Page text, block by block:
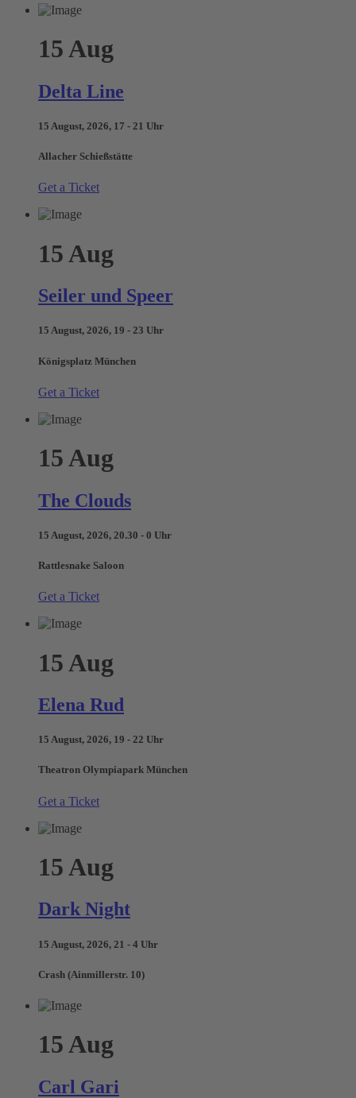
15Aug
Delta Line
15 August, 2026, 17 - 21 Uhr
Allacher Schießstätte
Get a Ticket
15 Aug
Seiler und Speer
15 August, 2026, 19 - 23 Uhr
Königsplatz München
Get a Ticket
15Aug
The Clouds
15 August, 2026, 20.30 - 0 Uhr
Rattlesnake Saloon
Get a Ticket
15 Aug
Elena Rud
15 August, 2026, 19 - 22 Uhr
Theatron Olympiapark München
Get a Ticket
15 Aug
Dark Night
15 August, 2026, 21 - 4 Uhr
Crash (Ainmillerstr. 10)
15Aug
Carl Gari